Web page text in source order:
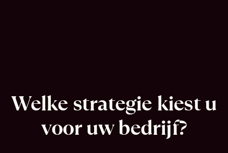
Welke strategie kiest u
voor uw bedrijf?